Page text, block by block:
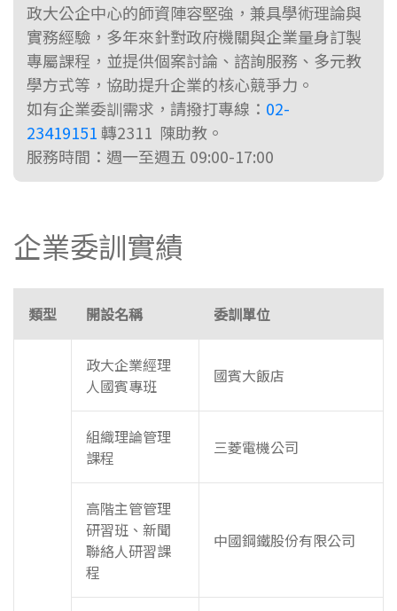
政大公企中心的師資陣容堅強，兼具學術理論與
實務經驗，多年來針對政府機關與企業量身訂製
專屬課程，並提供個案討論、諮詢服務、多元教
學方式等，協助提升企業的核心競爭力。
如有企業委訓需求，請撥打專線： 02-
23419151轉2311 陳助教。
服務時間：週一至週五 09:00-17:00
企業委訓實績
類型 開設名稱 委訓單位
政大企業經理
人國賓專班
國賓大飯店
組織理論管理
課程
三菱電機公司
高階主管管理
研習班、新聞
聯絡人研習課
程
中國鋼鐵股份有限公司